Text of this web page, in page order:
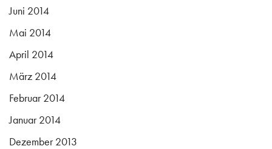
Juni 2014
Mai 2014
April 2014
März 2014
Februar 2014
Januar 2014
Dezember 2013